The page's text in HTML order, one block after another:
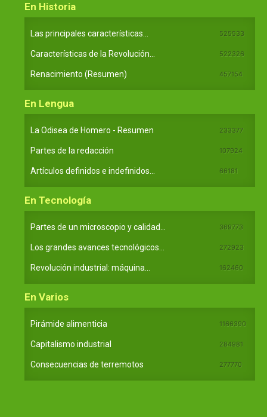
En Historia
Las principales características... 525533
Características de la Revolución... 522326
Renacimiento (Resumen) 457154
En Lengua
La Odisea de Homero - Resumen 233377
Partes de la redacción 107924
Artículos definidos e indefinidos... 66181
En Tecnología
Partes de un microscopio y calidad... 369773
Los grandes avances tecnológicos... 272923
Revolución industrial: máquina... 162460
En Varios
Pirámide alimenticia 1166390
Capitalismo industrial 284981
Consecuencias de terremotos 277770